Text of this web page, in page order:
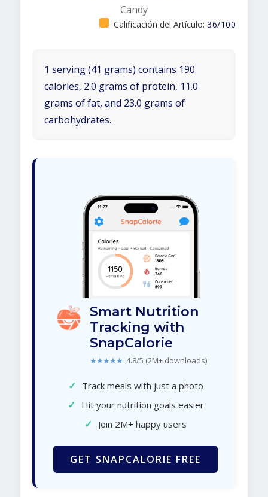
Candy
Calificación del Artículo: 36/100
1 serving (41 grams) contains 190
calories, 2.0 grams of protein, 11.0
grams of fat, and 23.0 grams of
carbohydrates.
Smart Nutrition
Tracking with
SnapCalorie
★★★★★ 4.8/5 (2M+ downloads)
✓ Track meals with just a photo
✓ Hit your nutrition goals easier
✓ Join 2M+ happy users
GET SNAPCALORIE FREE